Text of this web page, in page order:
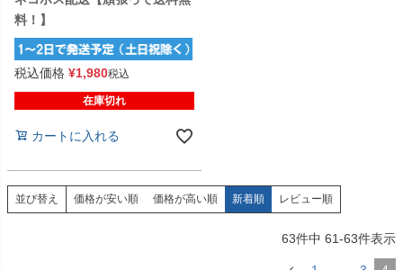
料！】
税込価格 ¥1,980税込
在庫切れ
カートに入れる
並び替え 価格が安い順 価格が高い順 新着順 レビュー順
63件中 61-63件表示